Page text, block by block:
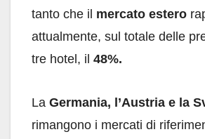
tanto che il mercato estero
attualmente, sul totale delle
tre hotel, il 48%.
La Germania, l’Austria e la
rimangono i mercati di